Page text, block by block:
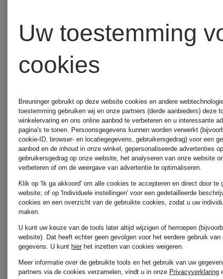
LUNATICA
MILANO
MARC
AUREL
MARC
CAIN
SoSUE
Max
ZINDA
Uw toestemming
cookies
Breuninger gebruikt op deze website cookies en andere
toestemming gebruiken wij en onze partners (derde aanbieders) deze
winkelervaring en ons online aanbod te verbeteren en u interessante
pagina's te tonen. Persoonsgegevens kunnen worden verwerkt
cookie-ID, browser- en locatiegegevens, gebruikersgedrag) voor een
aanbod en de inhoud in onze winkel, gepersonaliseerde advertenties
gebruikersgedrag op onze website, het analyseren van onze website
verbeteren of om de weergave van advertentie te optimaliseren.
Klik op 'Ik ga akkoord' om alle cookies te accepteren en direct door te
website; of op 'Individuele instellingen' voor een gedetailleerde
cookies en een overzicht van de gebruikte cookies, zodat u uw
maken.
U kunt uw keuze van de tools later altijd wijzigen of herroepen
website). Dat heeft echter geen gevolgen voor het eerdere gebruik van
gegevens. U kunt hierhet inzetten van cookies weigeren.
Meer informatie over de gebruikte tools en het gebruik van uw
partners via de cookies verzamelen, vindt u in onze Privacyverklaring